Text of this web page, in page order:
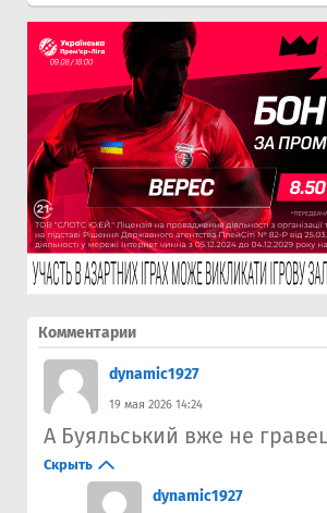
Комментарии
dynamic1927
19 мая 2026 14:24
А Буяльський вже не
Скрыть
dynamic1927